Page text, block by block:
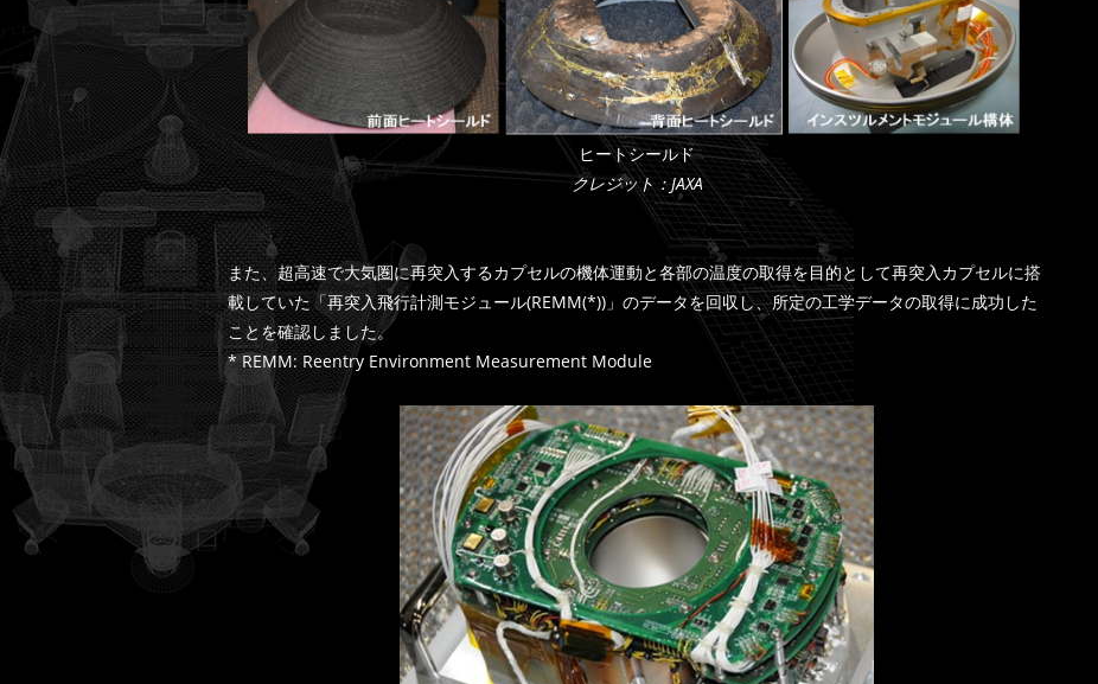
ヒートシールド
クレジット：JAXA
また、超高速で大気圏に再突入するカプセルの機体運動と各部の温度の取得を目的として再突入カプセルに搭
載していた「再突入飛行計測モジュール(REMM(*))」のデータを回収し、所定の工学データの取得に成功した
ことを確認しました。
* REMM: Reentry Environment Measurement Module